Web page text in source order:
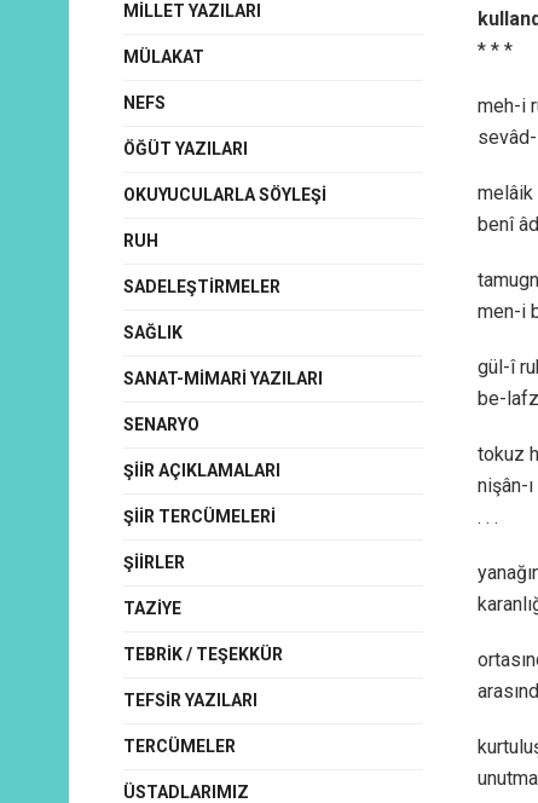
* * *
meh-i
sevâd-
melâik
benî
men-i
gül-î
be-
tokuz
nişân-
. . .
MILLET YAZILARI
MÜLAKAT
NEFS
ÖĞÜT YAZILARI
OKUYUCULARLA SÖYLEŞI
RUH
SADELEŞTIRMELER
SAĞLIK
SANAT-MIMARI YAZILARI
SENARYO
ŞIIR AÇIKLAMALARI
ŞIIR TERCÜMELERI
ŞIIRLER
TAZIYE
TEBRIK / TEŞEKKÜR
TEFSIR YAZILARI
TERCÜMELER
ÜSTADLARIMIZ